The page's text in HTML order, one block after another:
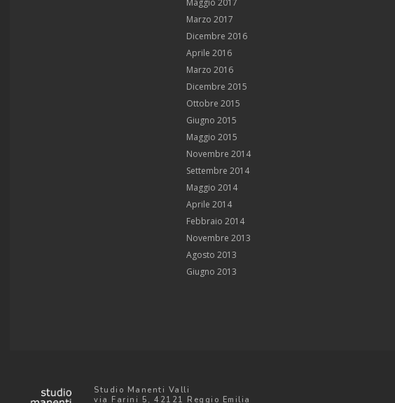
Maggio 2017
Marzo 2017
Dicembre 2016
Aprile 2016
Marzo 2016
Dicembre 2015
Ottobre 2015
Giugno 2015
Maggio 2015
Novembre 2014
Settembre 2014
Maggio 2014
Aprile 2014
Febbraio 2014
Novembre 2013
Agosto 2013
Giugno 2013
Studio Manenti Valli
via Farini 5, 42121 Reggio Emilia